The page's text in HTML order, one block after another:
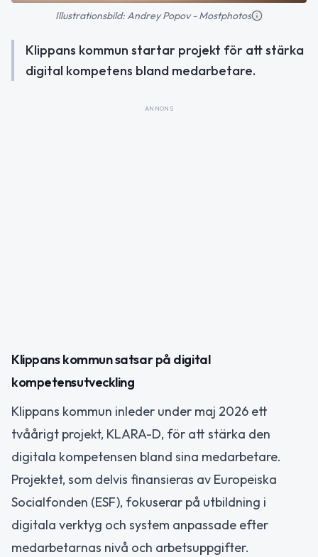
Illustrationsbild: Andrey Popov - Mostphotos
Klippans kommun startar projekt för att stärka
digital kompetens bland medarbetare.
ANNONS
Klippans kommun satsar på digital
kompetensutveckling
Klippans kommun inleder under maj 2026 ett
tvåårigt projekt, KLARA-D, för att stärka den
digitala kompetensen bland sina medarbetare.
Projektet, som delvis finansieras av Europeiska
Socialfonden (ESF), fokuserar på utbildning i
digitala verktyg och system anpassade efter
medarbetarnas nivå och arbetsuppgifter.